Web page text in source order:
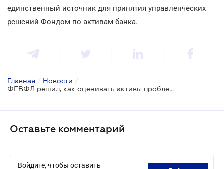
единственный источник для принятия управленческих
решений Фондом по активам банка.
Главная / Новости /
ФГВФЛ решил, как оценивать активы проблемных банков
Оставьте комментарий
Войдите, чтобы оставить